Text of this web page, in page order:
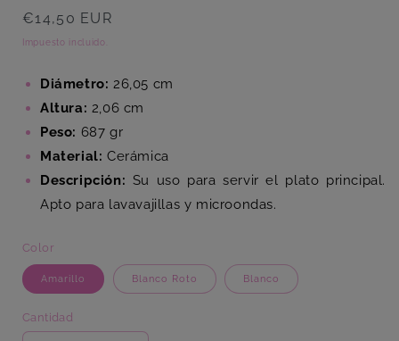
Precio
habitual
€14,50 EUR
Impuesto incluido.
Diámetro: 26,05 cm
Altura: 2,06 cm
Peso: 687 gr
Material: Cerámica
Descripción: Su uso para servir el plato principal.
Apto para lavavajillas y microondas.
Color
Amarillo Blanco Roto Blanco
Cantidad